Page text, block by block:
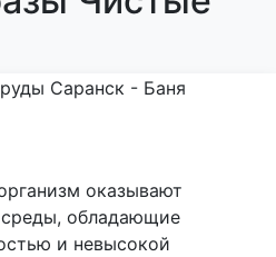
оказывают
среды, обладающие
и невысокой